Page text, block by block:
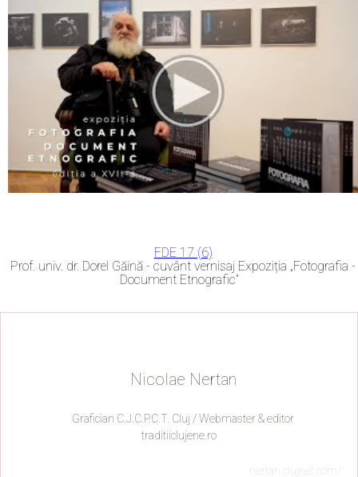
FDE 17 (6)
Prof. univ. dr. Dorel Găină - cuvânt vernisaj Expoziția „Fotografia -
Document Etnografic”
Nicolae Nertan
Grafician C.J.C.P.C.T. Cluj / Webmaster & editor
traditiiclujene.ro
nertan.clujnet.com/